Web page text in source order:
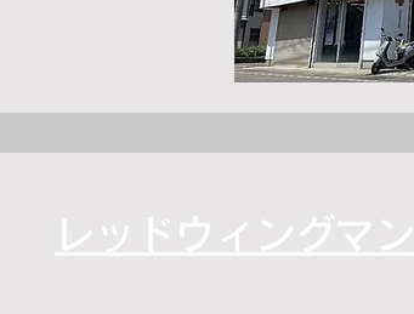
レッドウィングマン